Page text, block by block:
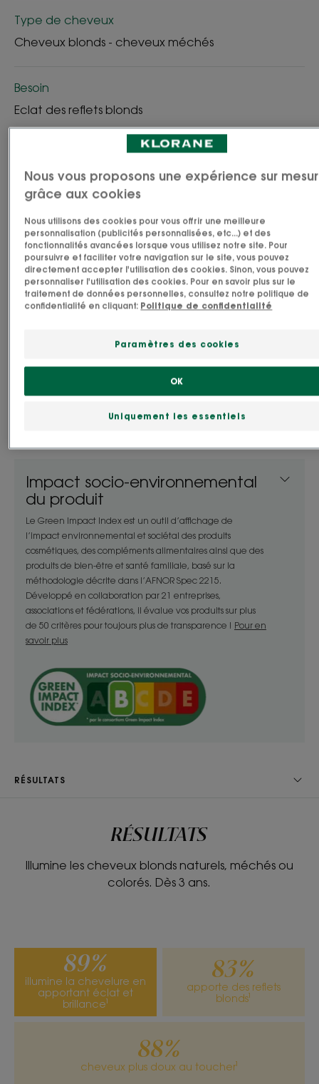
Type de cheveux
Cheveux blonds - cheveux méchés
Besoin
Eclat des reflets blonds
Le Shampoing Reflets Blonds illuminateur et
adoucissant à la Camomille médicinale est formulé
pour apporter des reflets dorés naturels aux
cheveux blonds naturels, méchés ou colorés. Sa
formule haute tolérance à 87% d’ingrédients
d’origine naturelle et biodégradable* convient à
toute la famille, dès 3 ans et lave les cheveux avec
s’illumine de reflets dorés pour des cheveux doux,
Camomille, riche en pigments jaunes naturels, est
traditionnellement utilisée pour éclairer
délicatement toutes les nuances de blonds.
Grâce à son actif de Camomille BIO connue pour
son effet éclaircissant, à sa texture mielleuse et à
son parfum fleuri, le Shampoing à la Camomille BIO
inonde les chevelures blondes d’une lumière qui
rappelle la douceur de l’enfance.
Bénéfices
- Nettoie : nettoie en douceur les cheveux de
toute la famille, même les plus délicats.
parent de reflets dorés naturels.
- Adoucit : les cheveux sont soyeux et profitent
d’une extrême douceur.
Gel
Senteur du contenu
Camomille
*Selon test OCDE 301.
**Selon test OCDE 301
Impact socio-environnemental
du produit
Le Green Impact Index est un outil d’affichage de
l’impact environnemental et sociétal des produits
cosmétiques, des compléments alimentaires ainsi que des
produits de bien-être et santé familiale, basé sur la
méthodologie décrite dans l’AFNOR Spec 2215.
Développé en collaboration par 21 entreprises,
associations et fédérations, il évalue vos produits sur plus
de 50 critères pour toujours plus de transparence ! Pour en
savoir plus
RÉSULTATS
RÉSULTATS
Illumine les cheveux blonds naturels, méchés ou
colorés. Dès 3 ans.
89%
illumine la chevelure en
apportant éclat et
brillance¹
83%
apporte des reflets
blonds¹
88%
cheveux plus doux au toucher¹
Nous vous proposons une expérience sur
grâce aux cookies
Nous utilisons des cookies pour vous offrir une meilleure
personnalisation (publicités personnalisées, etc...) et des
fonctionnalités avancées lorsque vous utilisez notre site. Pour
poursuivre et faciliter votre navigation sur le site, vous pouvez
directement accepter l'utilisation des cookies. Sinon, vous pouvez
personnaliser l'utilisation des cookies. Pour en savoir plus sur le
traitement de données personnelles, consultez notre politique de
confidentialité en cliquant: Politique de confidentialité
Paramètres des cookies
Uniquement les essentiels
OK